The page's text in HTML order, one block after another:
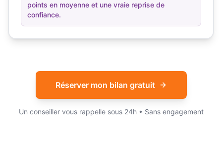
points en moyenne et une vraie reprise de
confiance.
Réserver mon bilan gratuit
Un conseiller vous rappelle sous 24h • Sans engagement